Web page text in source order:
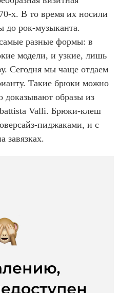
х. В то время их носили
до рок-музыканта.
разные формы: в
модели, и узкие, лишь
Сегодня мы чаще отдаем
Такие брюки можно
доказывают образы из
Valli. Брюки-клеш
пиджаками, и с
завязках.